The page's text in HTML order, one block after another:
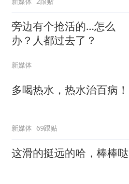
旁边有个抢活的…怎么
办？人都过去了？
新媒体
多喝热水，热水治百病！
新媒体 69跟贴
这滑的挺远的哈，棒棒哒